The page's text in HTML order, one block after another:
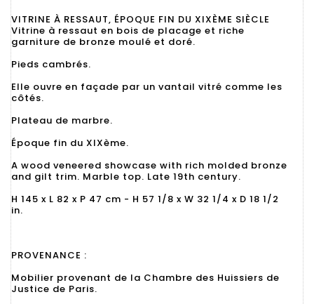
VITRINE À RESSAUT, ÉPOQUE FIN DU XIXÈME SIÈCLE
Vitrine à ressaut en bois de placage et riche
garniture de bronze moulé et doré.
Pieds cambrés.
Elle ouvre en façade par un vantail vitré comme les
côtés.
Plateau de marbre.
Époque fin du XIXème.
A wood veneered showcase with rich molded bronze
and gilt trim. Marble top. Late 19th century.
H 145 x L 82 x P 47 cm - H 57 1/8 x W 32 1/4 x D 18 1/2
in.
PROVENANCE :
Mobilier provenant de la Chambre des Huissiers de
Justice de Paris.